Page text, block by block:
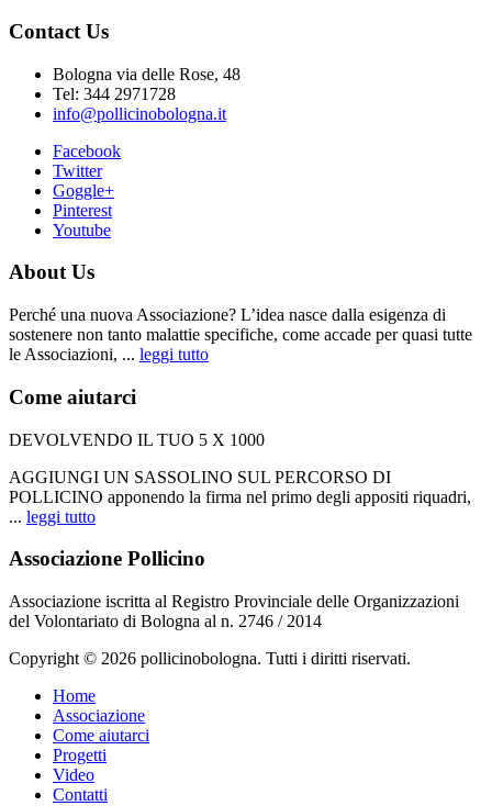
Contact Us
Bologna via delle Rose, 48
Tel: 344 2971728
info@pollicinobologna.it
Facebook
Twitter
Goggle+
Pinterest
Youtube
About Us
Perché una nuova Associazione? L’idea nasce dalla esigenza di
sostenere non tanto malattie specifiche, come accade per quasi tutte
le Associazioni, ... leggi tutto
Come aiutarci
DEVOLVENDO IL TUO 5 X 1000
AGGIUNGI UN SASSOLINO SUL PERCORSO DI
POLLICINO apponendo la firma nel primo degli appositi riquadri,
... leggi tutto
Associazione Pollicino
Associazione iscritta al Registro Provinciale delle Organizzazioni
del Volontariato di Bologna al n. 2746 / 2014
Copyright © 2026 pollicinobologna. Tutti i diritti riservati.
Home
Associazione
Come aiutarci
Progetti
Video
Contatti